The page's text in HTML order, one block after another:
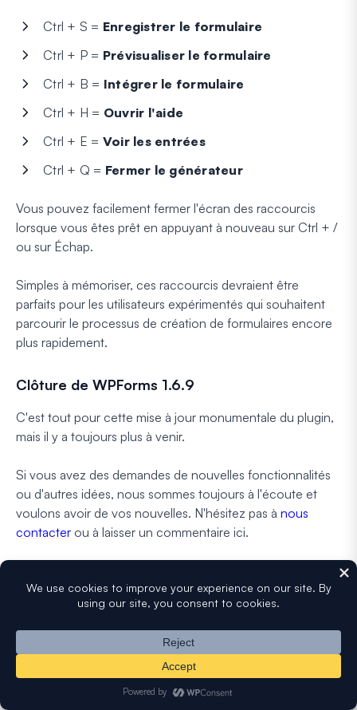
Ctrl + S = Enregistrer le formulaire
Ctrl + P = Prévisualiser le formulaire
Ctrl + B = Intégrer le formulaire
Ctrl + H = Ouvrir l'aide
Ctrl + E = Voir les entrées
Ctrl + Q = Fermer le générateur
Vous pouvez facilement fermer l'écran des raccourcis
lorsque vous êtes prêt en appuyant à nouveau sur Ctrl + /
ou sur Échap.
Simples à mémoriser, ces raccourcis devraient être
parfaits pour les utilisateurs expérimentés qui souhaitent
parcourir le processus de création de formulaires encore
plus rapidement.
Clôture de WPForms 1.6.9
C'est tout pour cette mise à jour monumentale du plugin,
mais il y a toujours plus à venir.
Si vous avez des demandes de nouvelles fonctionnalités
ou d'autres idées, nous sommes toujours à l'écoute et
voulons avoir de vos nouvelles. N'hésitez pas à nous
contacter ou à laisser un commentaire ici.
vos commentaires qui font de WPForms le meilleur
constructeur de formulaires WordPress du marché.
Jared et l’équipe WPForms
P.S. Vous n'avez pas de licence WPForms Pro ?